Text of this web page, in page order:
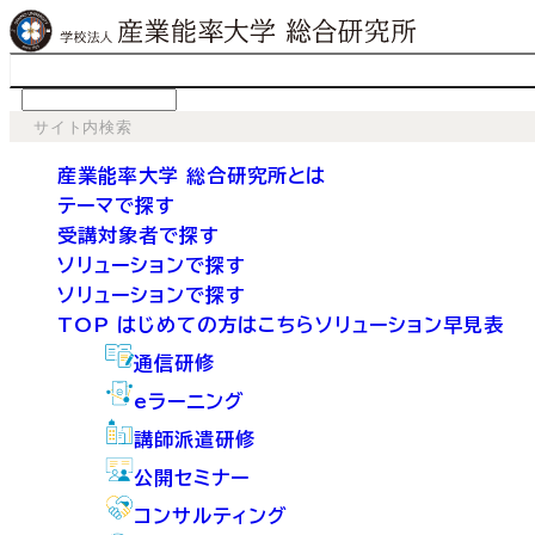
産業能率大学 総合研究所とは
テーマで探す
受講対象者で探す
ソリューションで探す
ソリューションで探す
TOP はじめての方はこちらソリューション早見表
通信研修
eラーニング
講師派遣研修
公開セミナー
コンサルティング